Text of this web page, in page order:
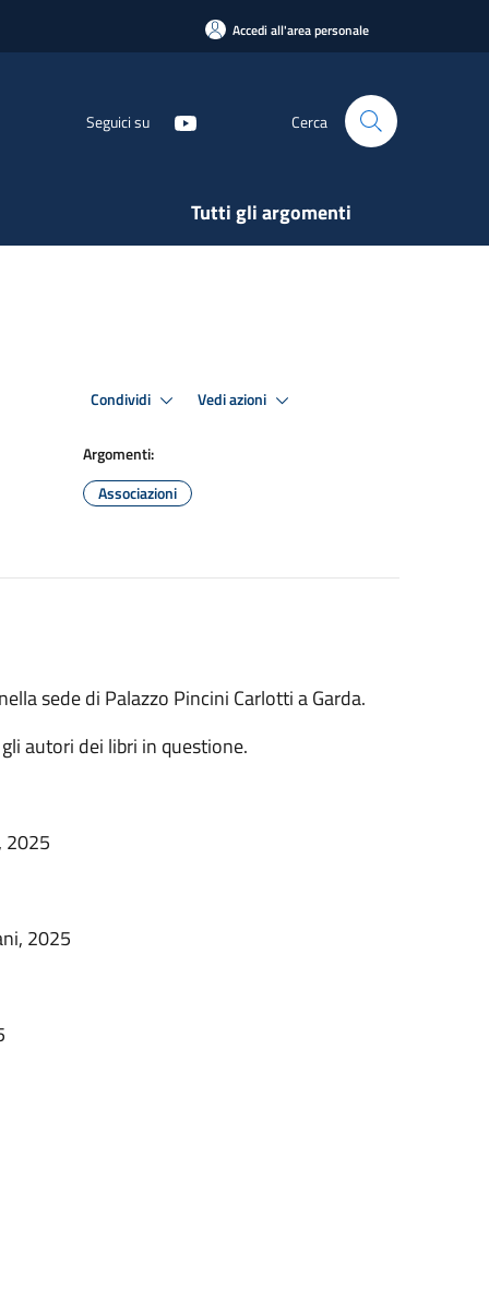
Accedi all'area personale
Seguici su Cerca
Tutti gli argomenti
Condividi Vedi azioni
Argomenti:
Associazioni
sede di Palazzo Pincini Carlotti a Garda.
autori dei libri in questione.
2025
2025